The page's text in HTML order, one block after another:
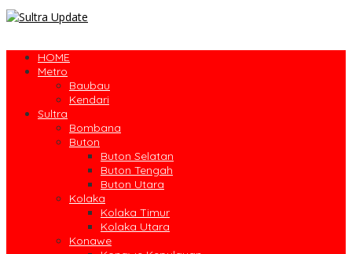
HOME
Metro
Baubau
Kendari
Sultra
Bombana
Buton
Buton Selatan
Buton Tengah
Buton Utara
Kolaka
Kolaka Timur
Kolaka Utara
Konawe